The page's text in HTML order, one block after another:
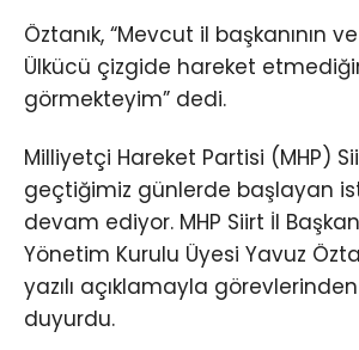
Öztanık, “Mevcut il başkanının
Ülkücü çizgide hareket
görmekteyim” dedi.
Milliyetçi Hareket Partisi (MHP)
geçtiğimiz günlerde başlayan
devam ediyor. MHP Siirt İl Başkan
Yönetim Kurulu Üyesi Yavuz
yazılı açıklamayla
duyurdu.